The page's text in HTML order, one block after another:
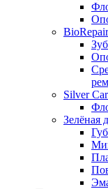
BioRepair
Silver
Зелёная